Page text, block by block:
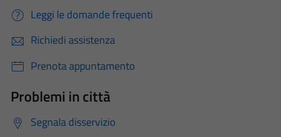
Leggi le domande frequenti
Richiedi assistenza
Prenota appuntamento
Problemi in città
Segnala disservizio